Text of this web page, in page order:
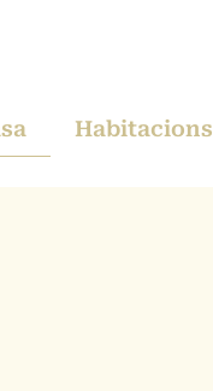
Habitacions